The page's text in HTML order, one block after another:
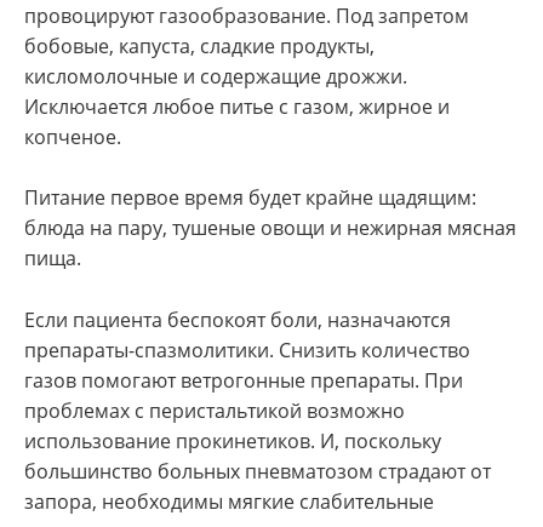
провоцируют газообразование. Под запретом
бобовые, капуста, сладкие продукты,
кисломолочные и содержащие дрожжи.
Исключается любое питье с газом, жирное и
копченое.
Питание первое время будет крайне щадящим:
блюда на пару, тушеные овощи и нежирная мясная
пища.
Если пациента беспокоят боли, назначаются
препараты-спазмолитики. Снизить количество
газов помогают ветрогонные препараты. При
проблемах с перистальтикой возможно
использование прокинетиков. И, поскольку
большинство больных пневматозом страдают от
запора, необходимы мягкие слабительные